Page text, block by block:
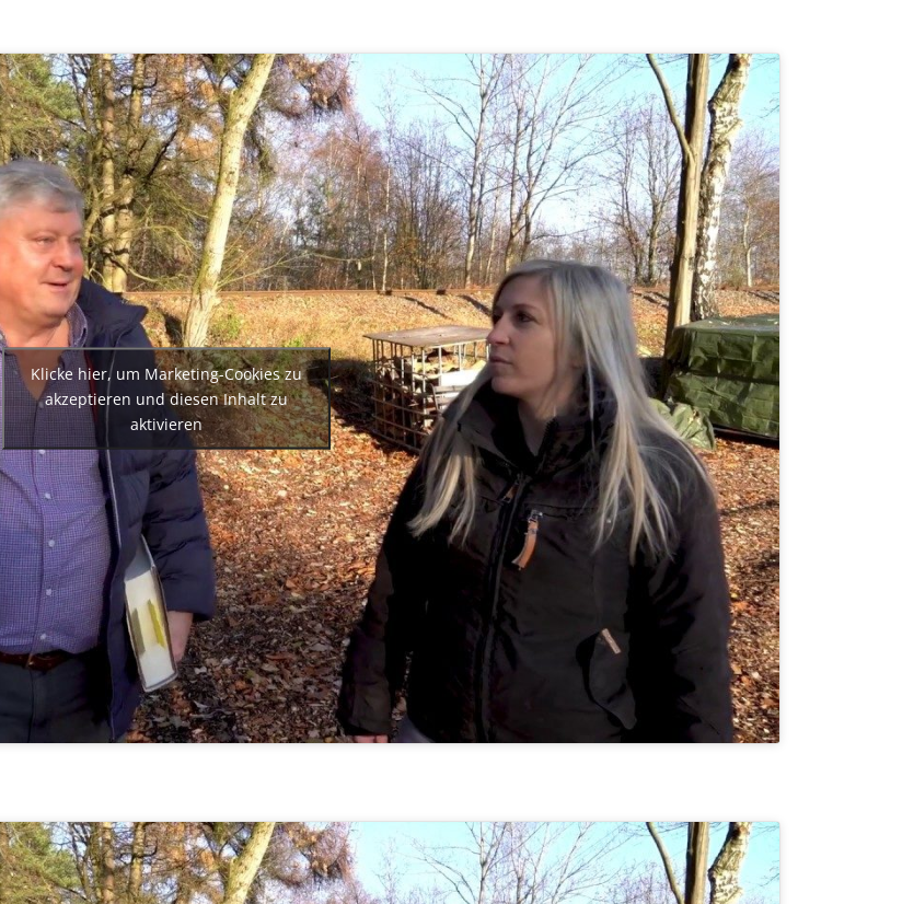
Klicke hier, um Marketing-Cookies zu
akzeptieren und diesen Inhalt zu
aktivieren